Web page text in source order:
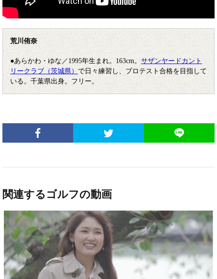
荒川侑奈
●あらかわ・ゆな／1995年生まれ。163cm。 サザンヤードカント
リークラブ（茨城県） で日々練習し、プロテスト合格を目指して
いる。千葉県出身。フリー。
関連するゴルフの動画